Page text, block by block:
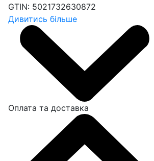
GTIN: 5021732630872
Дивитись більше
Оплата та доставка